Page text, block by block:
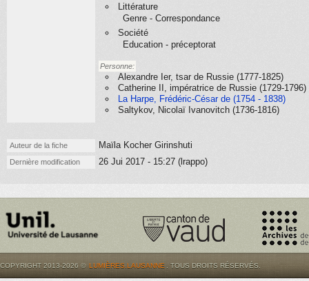
Littérature
Genre - Correspondance
Société
Education - préceptorat
Personne:
Alexandre Ier, tsar de Russie (1777-1825)
Catherine II, impératrice de Russie (1729-1796)
La Harpe, Frédéric-César de (1754 - 1838)
Saltykov, Nicolaï Ivanovitch (1736-1816)
Auteur de la fiche Maïla Kocher Girinshuti
Dernière modification 26 Jui 2017 - 15:27 (lrappo)
COPYRIGHT 2013-2026 © LUMIÈRES.LAUSANNE . TOUS DROITS RÉSERVÉS.